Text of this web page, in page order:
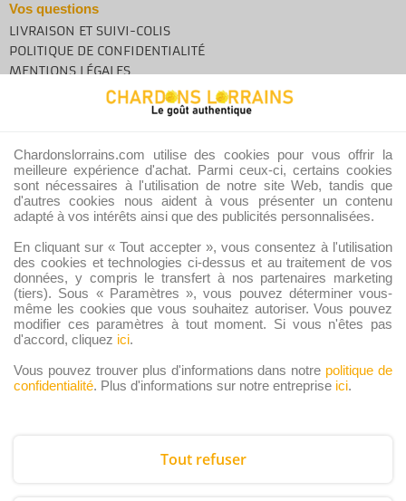
Vos questions
LIVRAISON ET SUIVI-COLIS
POLITIQUE DE CONFIDENTIALITÉ
MENTIONS LÉGALES
CONDITIONS GÉNÉRALES DE VENTE
B2B – OFFRE POUR LES PROS
Moyens de paiement et de livraison
CB, Visa
Chardonslorrains.com utilise des cookies pour vous offrir la
meilleure expérience d'achat. Parmi ceux-ci, certains cookies
sont nécessaires à l'utilisation de notre site Web, tandis que
d'autres cookies nous aident à vous présenter un contenu
adapté à vos intérêts ainsi que des publicités personnalisées.
En cliquant sur « Tout accepter », vous consentez à l'utilisation
des cookies et technologies ci-dessus et au traitement de vos
données, y compris le transfert à nos partenaires marketing
(tiers). Sous « Paramètres », vous pouvez déterminer vous-
même les cookies que vous souhaitez autoriser. Vous pouvez
modifier ces paramètres à tout moment. Si vous n'êtes pas
d'accord, cliquez ici.
Vous pouvez trouver plus d'informations dans notre politique de
confidentialité. Plus d'informations sur notre entreprise ici.
Tout refuser